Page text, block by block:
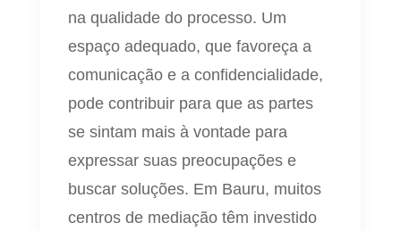
na qualidade do processo. Um
espaço adequado, que favoreça a
comunicação e a confidencialidade,
pode contribuir para que as partes
se sintam mais à vontade para
expressar suas preocupações e
buscar soluções. Em Bauru, muitos
centros de mediação têm investido